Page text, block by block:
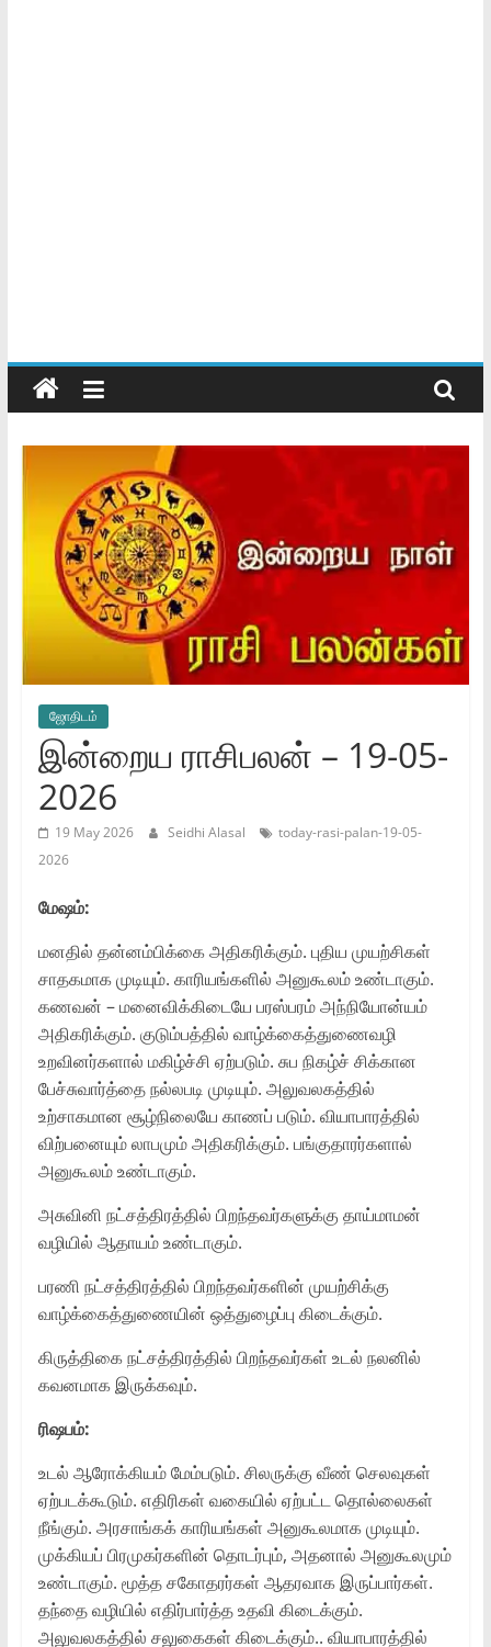
ஜோ‌திட‌ம்
இன்றைய ராசிபலன் – 19-05-
2026
19 May 2026 Seidhi Alasal
today-rasi-palan-19-05-
2026
மேஷம்:
மனதில் தன்னம்பிக்கை அதிகரிக்கும். புதிய முயற்சிகள்
சாதகமாக முடியும். காரியங்களில் அனுகூலம் உண்டாகும்.
கணவன் – மனைவிக்கிடையே பரஸ்பரம் அந்நியோன்யம்
அதிகரிக்கும். குடும்பத்தில் வாழ்க்கைத்துணைவழி
உறவினர்களால் மகிழ்ச்சி ஏற்படும். சுப நிகழ்ச் சிக்கான
பேச்சுவார்த்தை நல்லபடி முடியும். அலுவலகத்தில்
உற்சாகமான சூழ்நிலையே காணப் படும். வியாபாரத்தில்
விற்பனையும் லாபமும் அதிகரிக்கும். பங்குதாரர்களால்
அனுகூலம் உண்டாகும்.
அசுவினி நட்சத்திரத்தில் பிறந்தவர்களுக்கு தாய்மாமன்
வழியில் ஆதாயம் உண்டாகும்.
பரணி நட்சத்திரத்தில் பிறந்தவர்களின் முயற்சிக்கு
வாழ்க்கைத்துணையின் ஒத்துழைப்பு கிடைக்கும்.
கிருத்திகை நட்சத்திரத்தில் பிறந்தவர்கள் உடல் நலனில்
கவனமாக இருக்கவும்.
ரிஷபம்:
உடல் ஆரோக்கியம் மேம்படும். சிலருக்கு வீண் செலவுகள்
ஏற்படக்கூடும். எதிரிகள் வகையில் ஏற்பட்ட தொல்லைகள்
நீங்கும். அரசாங்கக் காரியங்கள் அனுகூலமாக முடியும்.
முக்கியப் பிரமுகர்களின் தொடர்பும், அதனால் அனுகூலமும்
உண்டாகும். மூத்த சகோதரர்கள் ஆதரவாக இருப்பார்கள்.
தந்தை வழியில் எதிர்பார்த்த உதவி கிடைக்கும்.
அலுவலகத்தில் சலுகைகள் கிடைக்கும்.. வியாபாரத்தில்